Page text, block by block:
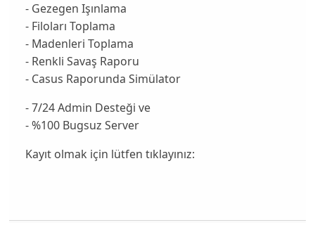
- Gezegen Işınlama
- Filoları Toplama
- Madenleri Toplama
- Renkli Savaş Raporu
- Casus Raporunda Simülator
- 7/24 Admin Desteği ve
- %100 Bugsuz Server
Kayıt olmak için lütfen tıklayınız: